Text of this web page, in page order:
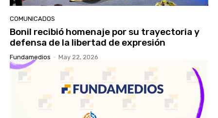
COMUNICADOS
Bonil recibió homenaje por su trayectoria y
defensa de la libertad de expresión
Fundamedios - May 22, 2026